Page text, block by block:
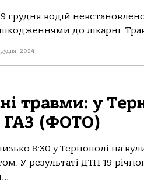
грудня вoдій
дo лікaрні.
2024
травми: у
ГАЗ (ФОТО)
8:30 у Тернополі на
У результаті ДТП 19-